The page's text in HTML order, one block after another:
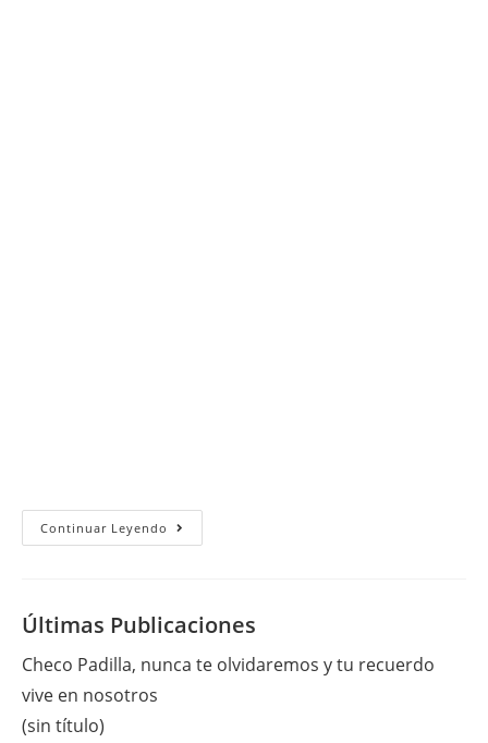
Continuar Leyendo Jueves
29
Últimas Publicaciones
Checo Padilla, nunca te olvidaremos y tu recuerdo
vive en nosotros
(sin título)